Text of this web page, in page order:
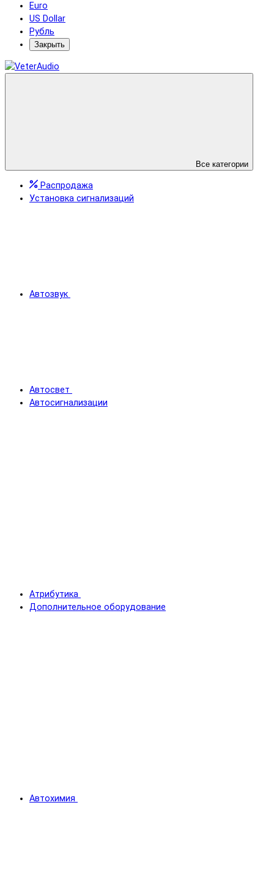
Euro
US Dollar
Рубль
Закрыть
Все категории
Распродажа
Установка сигнализаций
Автозвук
Автосвет
Автосигнализации
Атрибутика
Дополнительное оборудование
Автохимия